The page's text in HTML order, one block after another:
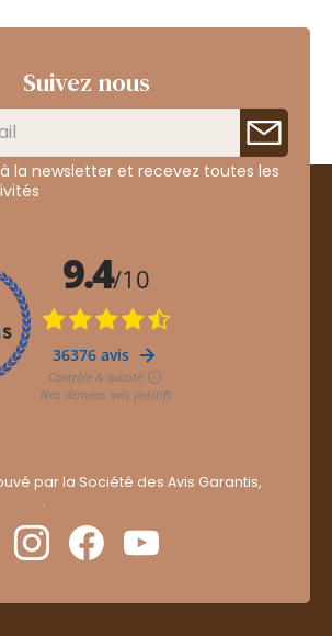
Suivez nous
la newsletter et recevez toutes les
par la Société des Avis Garantis,
.